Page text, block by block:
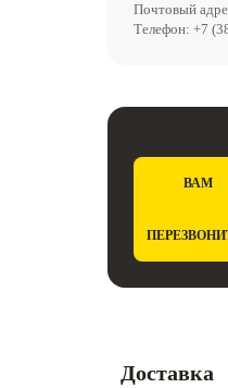
Почтовый
Телефон: +7
ВАМ
Доставка